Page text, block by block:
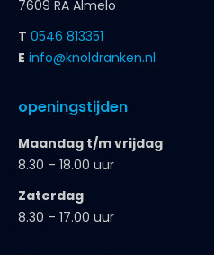
7609 RA Almelo
T 0546 813351
E info@knoldranken.nl
openingstijden
Maandag t/m vrijdag
8.30 – 18.00 uur
Zaterdag
8.30 – 17.00 uur